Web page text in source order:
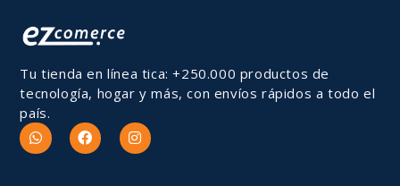
Tu tienda en línea tica: +250.000 productos de
tecnología, hogar y más, con envíos rápidos a todo el
país.